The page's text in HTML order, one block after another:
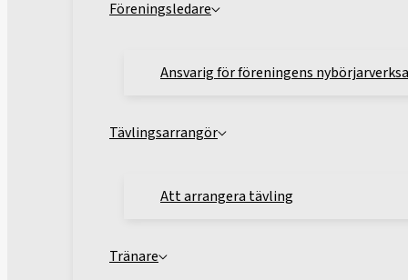
Föreningsledare
Ansvarig för föreningens
Tävlingsarrangör
Att arrangera tävling
Tränare